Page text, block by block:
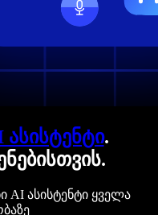
ასისტენტი.
AI ასისტენტი ყველა